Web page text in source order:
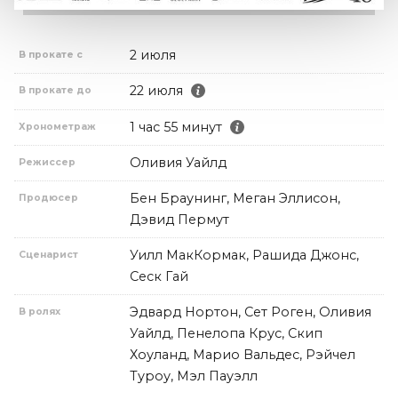
В прокате с 2 июля
В прокате до 22 июля
Хронометраж 1 час 55 минут
Режиссер Оливия Уайлд
Продюсер
Бен Браунинг, Меган Эллисон,
Дэвид Пермут
Сценарист
Уилл МакКормак, Рашида Джонс,
Сеск Гай
В ролях
Эдвард Нортон, Сет Роген, Оливия
Уайлд, Пенелопа Крус, Скип
Хоуланд, Марио Вальдес, Рэйчел
Туроу, Мэл Пауэлл